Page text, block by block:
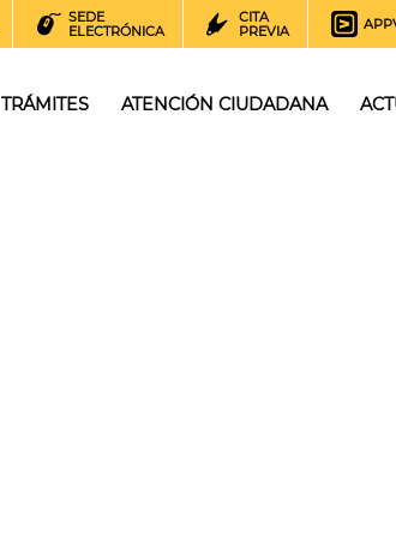
SEDE
ELECTRÓNICA
CITA
PREVIA
TRÁMITES ATENCIÓN CIUDADANA